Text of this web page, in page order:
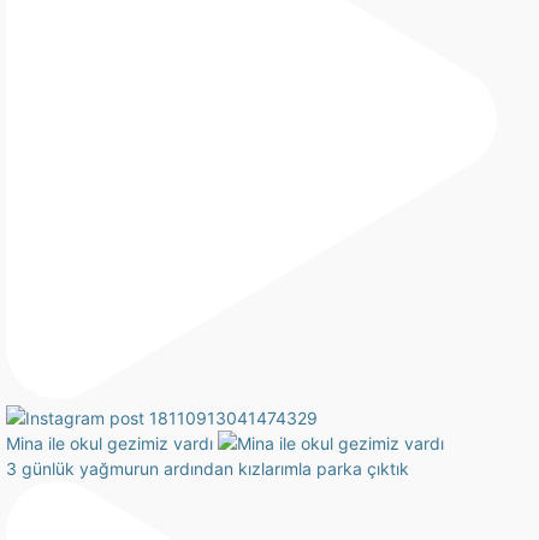
Mina ile okul gezimiz vardı
3 günlük yağmurun ardından kızlarımla parka çıktık